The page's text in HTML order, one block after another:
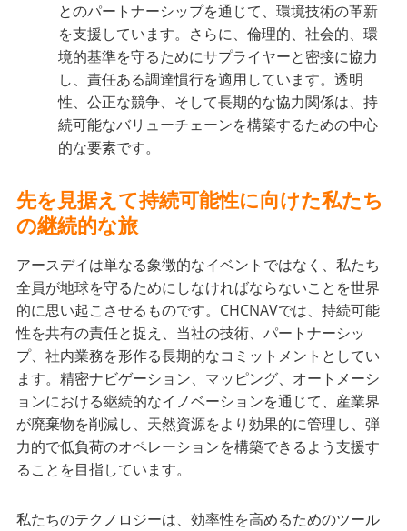
とのパートナーシップを通じて、環境技術の革新
を支援しています。さらに、倫理的、社会的、環
境的基準を守るためにサプライヤーと密接に協力
し、責任ある調達慣行を適用しています。透明
性、公正な競争、そして長期的な協力関係は、持
続可能なバリューチェーンを構築するための中心
的な要素です。
先を見据えて持続可能性に向けた私たち
の継続的な旅
アースデイは単なる象徴的なイベントではなく、私たち
全員が地球を守るためにしなければならないことを世界
的に思い起こさせるものです。CHCNAVでは、持続可能
性を共有の責任と捉え、当社の技術、パートナーシッ
プ、社内業務を形作る長期的なコミットメントとしてい
ます。精密ナビゲーション、マッピング、オートメーシ
ョンにおける継続的なイノベーションを通じて、産業界
が廃棄物を削減し、天然資源をより効果的に管理し、弾
力的で低負荷のオペレーションを構築できるよう支援す
ることを目指しています。
私たちのテクノロジーは、効率性を高めるためのツール